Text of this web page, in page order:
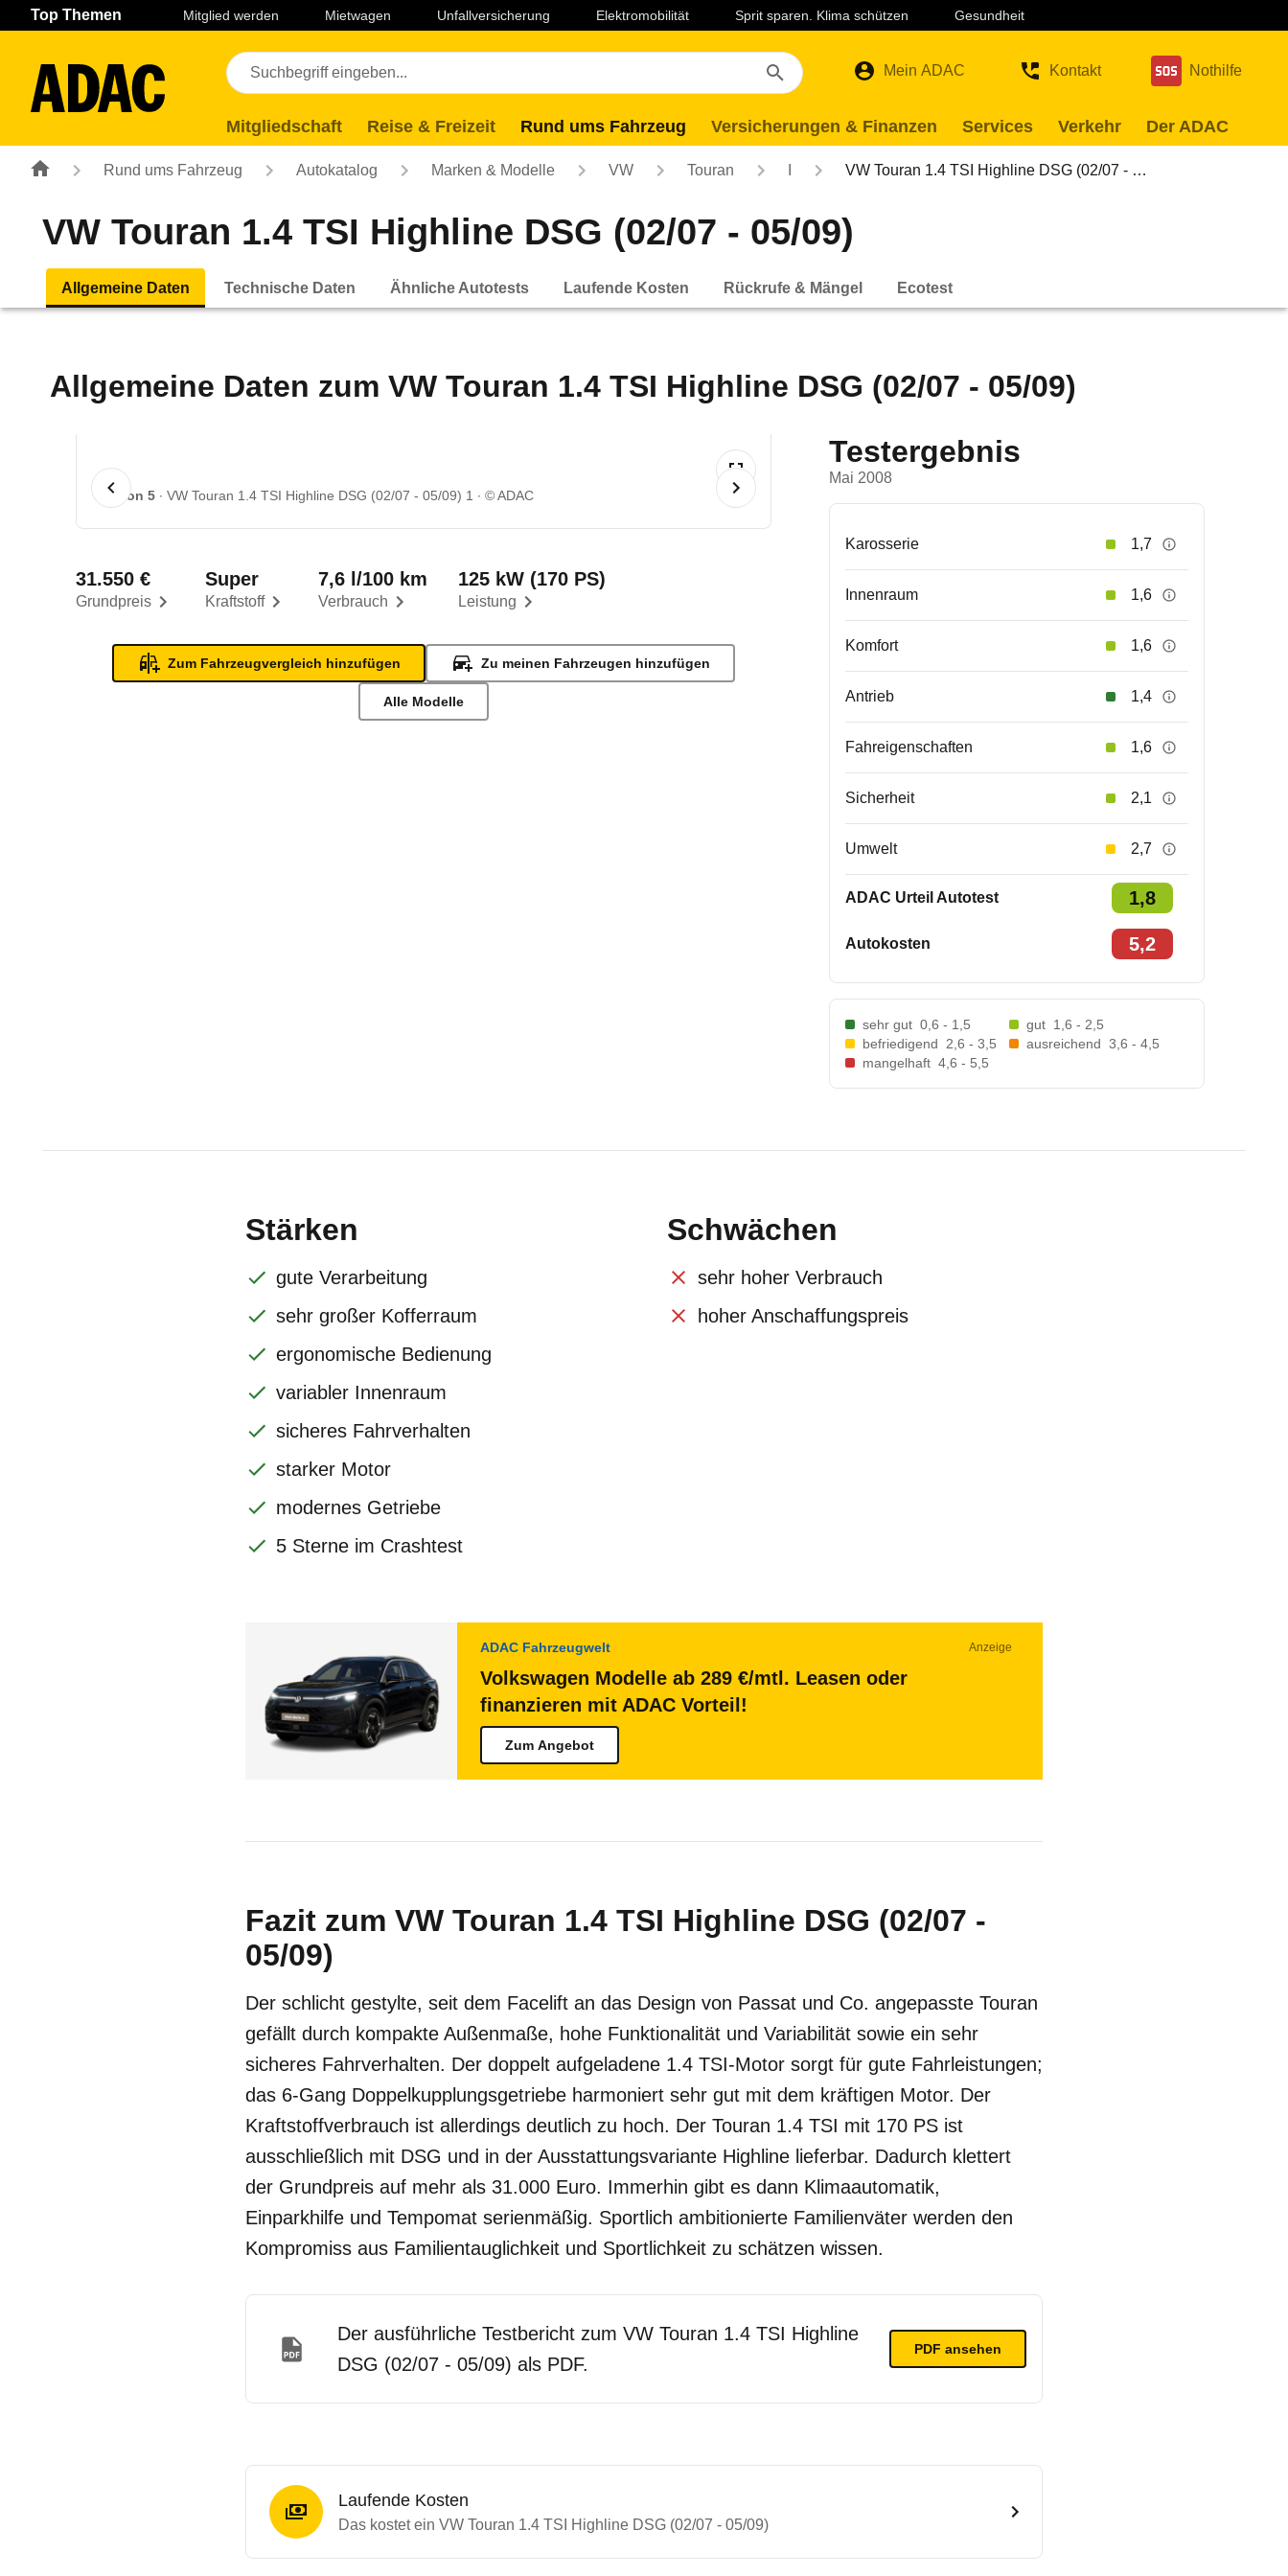
Navigation Seiteninhalt Fußzeile
Top Themen Mitglied werden Mietwagen Unfallversicherung Elektromobilität Sprit sparen. Klima schützen Gesundheit
Mein ADAC Kontakt Nothilfe
Mitgliedschaft Reise & Freizeit Rund ums Fahrzeug Versicherungen & Finanzen Services Verkehr Der ADAC
Rund ums Fahrzeug Autokatalog Marken & Modelle VW Touran VW Touran 1.4 TSI Highline DSG (02/07 - …
VW Touran 1.4 TSI Highline DSG (02/07 - 05/09)
Allgemeine Daten Technische Daten Ähnliche Autotests Laufende Kosten Rückrufe & Mängel Ecotest
Allgemeine Daten zum VW Touran 1.4 TSI Highline DSG (02/07 - 05/09)
1 von 5 VW Touran 1.4 TSI Highline DSG (02/07 - 05/09) 1 © ADAC
Grundpreis
31.550 €
Kraftstoff
Super
Verbrauch
7,6 l/100 km
Leistung
125 kW (170 PS)
Zum Fahrzeugvergleich hinzufügen Zu meinen Fahrzeugen hinzufügen
Alle Modelle
Testergebnis
Mai 2008
Karosserie 1,7
Innenraum 1,6
Komfort 1,6
Antrieb 1,4
Fahreigenschaften 1,6
Sicherheit 2,1
Umwelt 2,7
ADAC Urteil Autotest 1,8
Autokosten 5,2
sehr gut 0,6 - 1,5 gut 1,6 - 2,5
befriedigend
2,6 - 3,5 ausreichend 3,6 - 4,5
mangelhaft 4,6 - 5,5
Stärken
gute Verarbeitung
sehr großer Kofferraum
ergonomische Bedienung
variabler Innenraum
sicheres Fahrverhalten
starker Motor
modernes Getriebe
5 Sterne im Crashtest
Schwächen
sehr hoher Verbrauch
hoher Anschaffungspreis
ADAC Fahrzeugwelt Anzeige
Volkswagen Modelle ab 289 €/mtl. Leasen oder
finanzieren mit ADAC Vorteil!
Zum Angebot
Fazit zum VW Touran 1.4 TSI Highline DSG (02/07 -
05/09)
Der schlicht gestylte, seit dem Facelift an das Design von Passat und Co. angepasste Touran
gefällt durch kompakte Außenmaße, hohe Funktionalität und Variabilität sowie ein sehr
sicheres Fahrverhalten. Der doppelt aufgeladene 1.4 TSI-Motor sorgt für gute Fahrleistungen;
das 6-Gang Doppelkupplungsgetriebe harmoniert sehr gut mit dem kräftigen Motor. Der
Kraftstoffverbrauch ist allerdings deutlich zu hoch. Der Touran 1.4 TSI mit 170 PS ist
ausschließlich mit DSG und in der Ausstattungsvariante Highline lieferbar. Dadurch klettert
der Grundpreis auf mehr als 31.000 Euro. Immerhin gibt es dann Klimaautomatik,
Einparkhilfe und Tempomat serienmäßig. Sportlich ambitionierte Familienväter werden den
Kompromiss aus Familientauglichkeit und Sportlichkeit zu schätzen wissen.
Der ausführliche Testbericht zum VW Touran 1.4 TSI Highline
DSG (02/07 - 05/09) als PDF.
PDF ansehen
Laufende Kosten
Das kostet ein VW Touran 1.4 TSI Highline DSG (02/07 - 05/09)